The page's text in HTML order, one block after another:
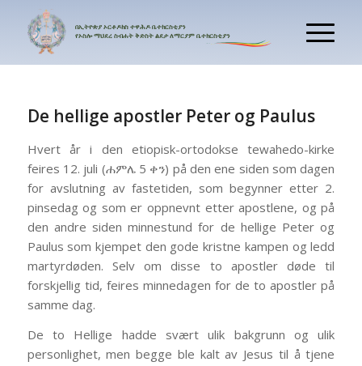
በኢትዮጵያ ኦርቶዶክስ ተዋሕዶቤተክርስቲያን
የኦስሎማህደረ ስብሐት ቅድስት ልደታለማርያም ቤተክርስቲያን
De hellige apostler Peter og Paulus
Hvert år i den etiopisk-ortodokse tewahedo-kirke
feires 12. juli (ሐምሌ 5 ቀን) på den ene siden som dagen
for avslutning av fastetiden, som begynner etter 2.
pinsedag og som er oppnevnt etter apostlene, og på
den andre siden minnestund for de hellige Peter og
Paulus som kjempet den gode kristne kampen og ledd
martyrdøden. Selv om disse to apostler døde til
forskjellig tid, feires minnedagen for de to apostler på
samme dag.
De to Hellige hadde svært ulik bakgrunn og ulik
personlighet, men begge ble kalt av Jesus til å tjene